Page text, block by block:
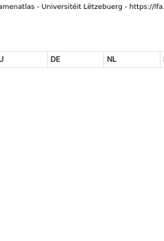
DE NL